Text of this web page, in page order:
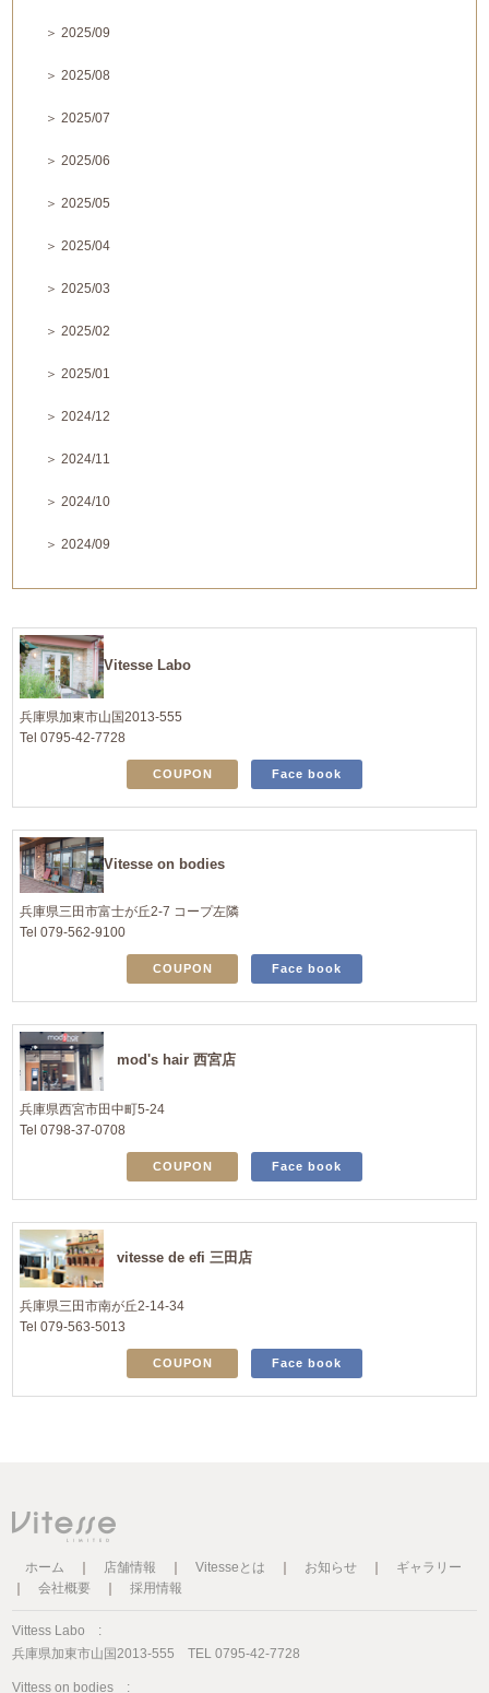
＞ 2025/09
＞ 2025/08
＞ 2025/07
＞ 2025/06
＞ 2025/05
＞ 2025/04
＞ 2025/03
＞ 2025/02
＞ 2025/01
＞ 2024/12
＞ 2024/11
＞ 2024/10
＞ 2024/09
Vitesse Labo
兵庫県加東市山国2013-555
Tel 0795-42-7728
COUPON Face book
Vitesse on bodies
兵庫県三田市富士が丘2-7 コープ左隣
Tel 079-562-9100
COUPON Face book
mod's hair 西宮店
兵庫県西宮市田中町5-24
Tel 0798-37-0708
COUPON Face book
vitesse de efi 三田店
兵庫県三田市南が丘2-14-34
Tel 079-563-5013
COUPON Face book
ホーム ｜ 店舗情報 ｜ Vitesseとは ｜ お知らせ ｜
ギャラリー
｜
会社概要 ｜ 採用情報
Vittess Labo :
兵庫県加東市山国2013-555 TEL 0795-42-7728
Vittess on bodies :